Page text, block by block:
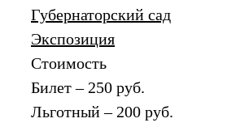
Губернаторский сад
Экспозиция
Стоимость
Билет – 250 руб.
Льготный – 200 руб.